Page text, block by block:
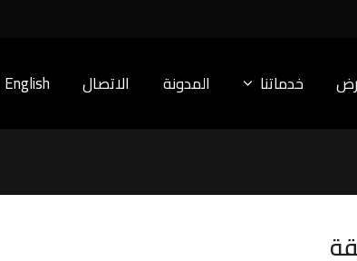
خدماتنا المدونة الاتصال English